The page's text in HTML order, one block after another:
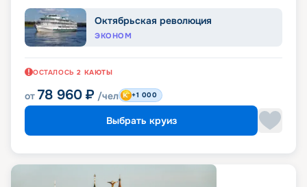
Октябрьская революция
ЭКОНОМ
ОСТАЛОСЬ 2 КАЮТЫ
от 78 960 ₽ /чел +1 000
Выбрать круиз